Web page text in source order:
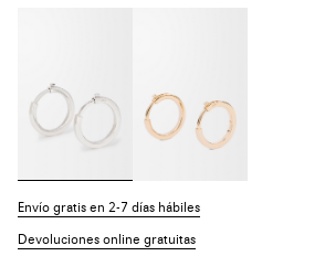
Envío gratis en 2-7 días hábiles
Devoluciones online gratuitas